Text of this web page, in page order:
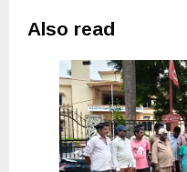
Also read